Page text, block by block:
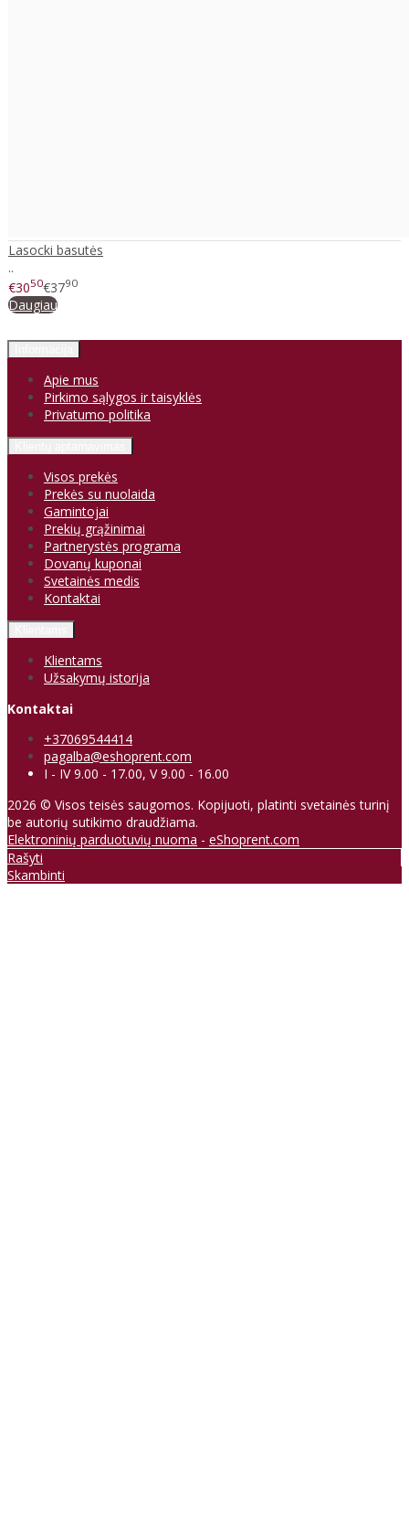
Lasocki basutės
..
€3050€3790
Daugiau
Apie mus
Pirkimo sąlygos ir taisyklės
Privatumo politika
Visos prekės
Prekės su nuolaida
Gamintojai
Prekių grąžinimai
Partnerystės programa
Dovanų kuponai
Svetainės medis
Kontaktai
Klientams
Užsakymų istorija
Kontaktai
+37069544414
pagalba@eshoprent.com
I - IV 9.00 - 17.00, V 9.00 - 16.00
2026 © Visos teisės saugomos. Kopijuoti, platinti svetainės turinį
be autorių sutikimo draudžiama.
Elektroninių parduotuvių nuoma - eShoprent.com
Rašyti
Skambinti